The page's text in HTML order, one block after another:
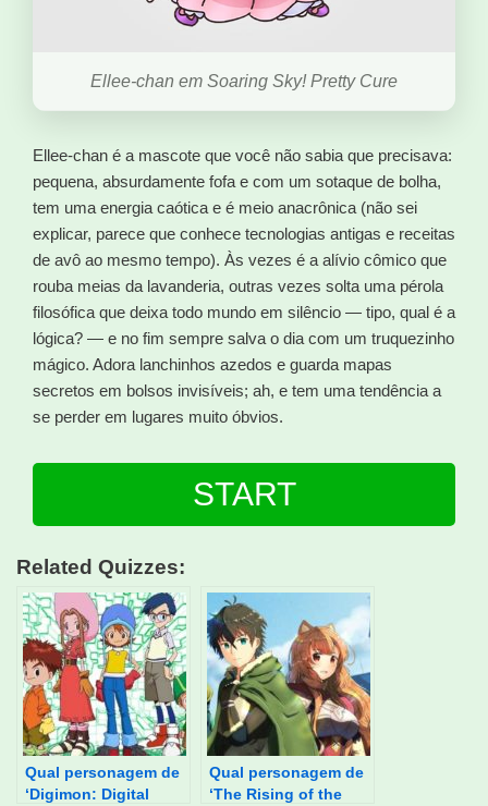
Ellee-chan em Soaring Sky! Pretty Cure
Ellee-chan é a mascote que você não sabia que precisava:
pequena, absurdamente fofa e com um sotaque de bolha,
tem uma energia caótica e é meio anacrônica (não sei
explicar, parece que conhece tecnologias antigas e receitas
de avô ao mesmo tempo). Às vezes é a alívio cômico que
rouba meias da lavanderia, outras vezes solta uma pérola
filosófica que deixa todo mundo em silêncio — tipo, qual é a
lógica? — e no fim sempre salva o dia com um truquezinho
mágico. Adora lanchinhos azedos e guarda mapas
secretos em bolsos invisíveis; ah, e tem uma tendência a
se perder em lugares muito óbvios.
START
Related Quizzes:
Qual personagem de
‘Digimon: Digital
Qual personagem de
‘The Rising of the